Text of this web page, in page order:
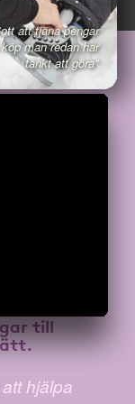
att tjäna pengar
man redan har
tänkt att göra"
till
hjälpa